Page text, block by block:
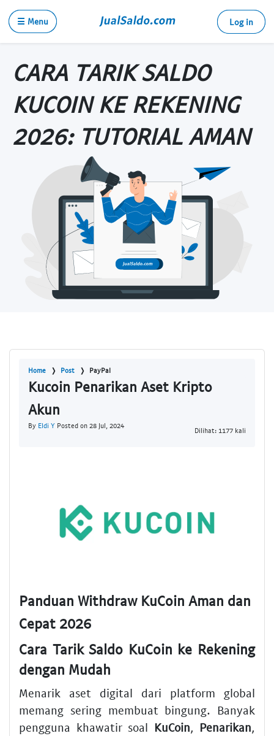
☰ Menu Log in
CARA TARIK SALDO
KUCOIN KE REKENING
2026: TUTORIAL AMAN
Home Post PayPal
Kucoin Penarikan Aset Kripto
Akun
By Eldi Y Posted on 28 Jul, 2024
Dilihat: 1177 kali
Panduan Withdraw KuCoin Aman dan
Cepat 2026
Cara Tarik Saldo KuCoin ke Rekening
dengan Mudah
Menarik aset digital dari platform global
memang sering membuat bingung. Banyak
pengguna khawatir soal KuCoin, Penarikan,